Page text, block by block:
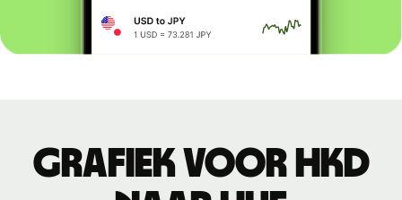
Grafiek voor HKD